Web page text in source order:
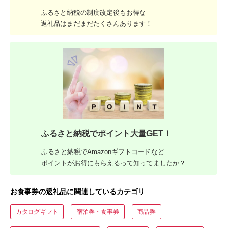
ふるさと納税の制度改定後もお得な
返礼品はまだまだたくさんあります！
ふるさと納税でポイント大量GET！
ふるさと納税でAmazonギフトコードなど
ポイントがお得にもらえるって知ってましたか？
お食事券の返礼品に関連しているカテゴリ
カタログギフト 宿泊券・食事券 商品券